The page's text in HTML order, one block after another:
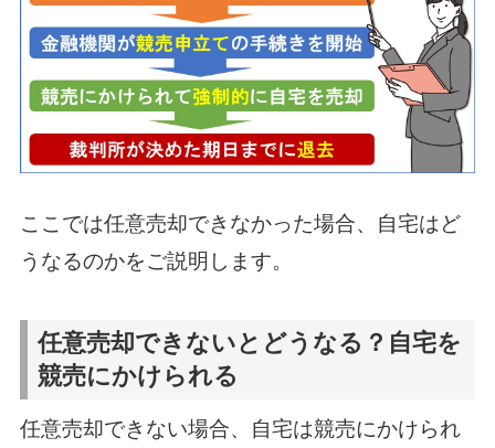
ここでは任意売却できなかった場合、自宅はど
うなるのかをご説明します。
任意売却できないとどうなる？自宅を
競売にかけられる
任意売却できない場合、自宅は競売にかけられ